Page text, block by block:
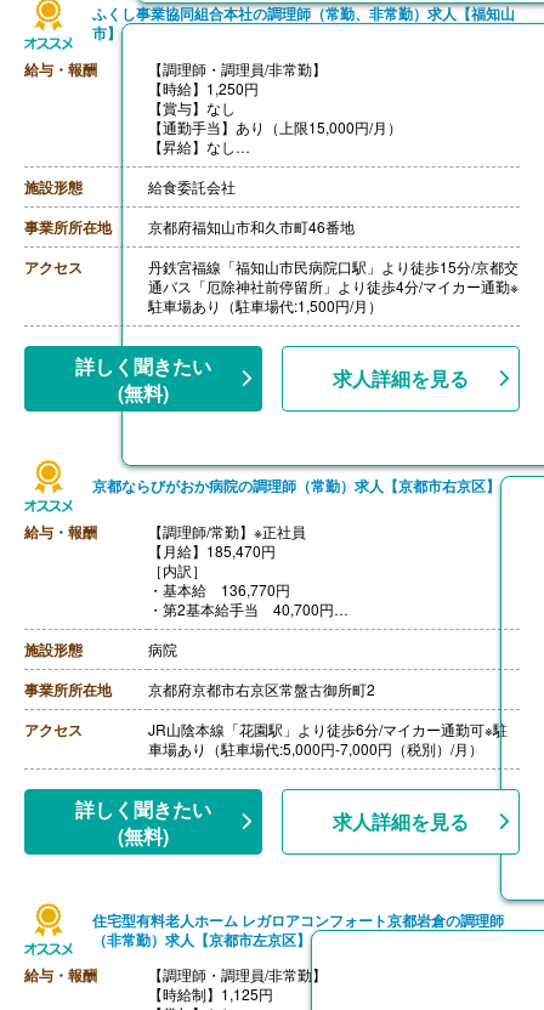
ふくし事業協同組合本社の調理師（常勤、非常勤）求人【福知山
市】
給与・報酬
【調理師・調理員/非常勤】
【時給】1,250円
【賞与】なし
【通勤手当】あり（上限15,000円/月）
【昇給】なし
【退職金】あり※退職金共済加入
施設形態 給食委託会社
事業所所在地 京都府福知山市和久市町46番地
アクセス
丹鉄宮福線「福知山市民病院口駅」より徒歩15分/京都交
通バス「厄除神社前停留所」より徒歩4分/マイカー通勤※
駐車場あり（駐車場代:1,500円/月）
詳しく聞きたい
(無料)
求人詳細を見る
京都ならびがおか病院の調理師（常勤）求人【京都市右京区】
給与・報酬
【調理師/常勤】※正社員
【月給】185,470円
［内訳］
・基本給 136,770円
・第2基本給手当 40,700円
・調理師手当 8,000円
【賞与】年2回（計4.00ヶ月分）※前年度実績
【通勤手当】あり（上限100,000円/月）
【昇給】あり（1月あたり1,180円）※前年度実績
【退職金】あり※勤続4年以上
施設形態 病院
事業所所在地 京都府京都市右京区常盤古御所町2
アクセス
JR山陰本線「花園駅」より徒歩6分/マイカー通勤可※駐
車場あり（駐車場代:5,000円-7,000円（税別）/月）
詳しく聞きたい
(無料)
求人詳細を見る
住宅型有料老人ホーム レガロアコンフォート京都岩倉の調理師
（非常勤）求人【京都市左京区】
給与・報酬
【調理師・調理員/非常勤】
【時給制】1,125円